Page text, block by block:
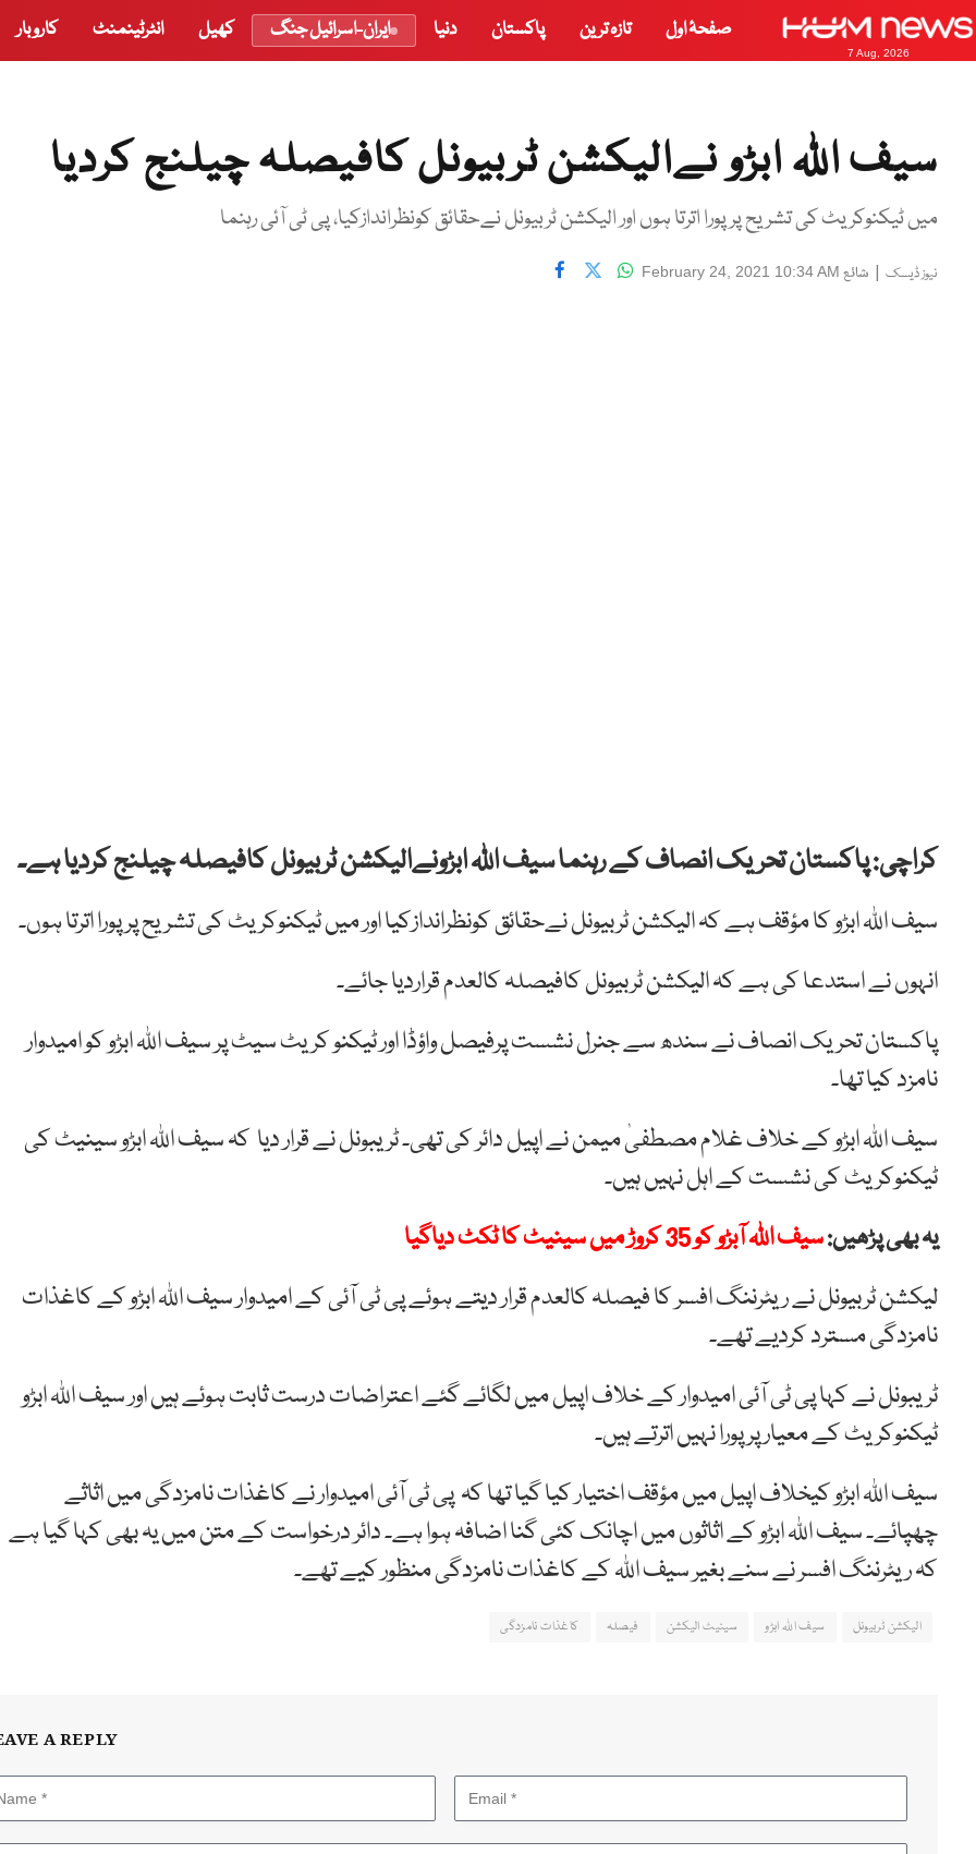
7 Aug, 2026
صفحۂ اول تازہ ترین پاکستان دنیا ایران-اسرائیل جنگ کھیل انٹرٹینمنٹ کاروبار
سیف اللہ ابڑو نےالیکشن ٹربیونل کافیصلہ چیلنج کردیا
میں ٹیکنوکریٹ کی تشریح پر پورا اترتا ہوں اور الیکشن ٹربیونل نےحقائق کونظراندازکیا، پی ٹی آئی رہنما
نیوز ڈیسک | شائع February 24, 2021 10:34 AM
کراچی: پاکستان تحریک انصاف کے رہنما سیف اللہ ابڑونےالیکشن ٹربیونل کافیصلہ چیلنج کردیا ہے۔
سیف اللہ ابڑو کا مؤقف ہے کہ الیکشن ٹربیونل نےحقائق کونظراندازکیا اور میں ٹیکنوکریٹ کی تشریح پر پورا اترتا ہوں۔
انہوں نے استدعا کی ہے کہ الیکشن ٹربیونل کافیصلہ کالعدم قراردیا جائے۔
پاکستان تحریک انصاف نےسندھسے جنرلنشستپرفیصلواؤڈااور ٹیکنو کریٹسیٹپر سیفاللہابڑو کو امیدوار
نامزد کیا تھا۔
سیف اللہ ابڑو کے خلاف غلام مصطفیٰ میمن نے اپیل دائر کی تھی۔ ٹریبونل نے قرار دیا کہ سیف اللہ ابڑو سینیٹ کی
ٹیکنوکریٹ کی نشست کے اہل نہیں ہیں۔
یہ بھی پڑھیں:سیف اللہ آبڑو کو 35 کروڑ میں سینیٹ کا ٹکٹ دیاگیا
لیکشن ٹربیونل نے ریٹرننگ افسر کا فیصلہ کالعدم قرار دیتے ہوئے پی ٹی آئی کے امیدوار سیف اللہ ابڑو کے کاغذات
نامزدگی مسترد کردیے تھے۔
ٹریبونل نے کہا پی ٹی آئی امیدوار کے خلاف اپیل میں لگائے گئے اعتراضات درست ثابت ہوئے ہیں اور سیف اللہ ابڑو
ٹیکنوکریٹ کے معیار پر پورا نہیں اترتے ہیں۔
سیف اللہ ابڑو کیخلاف اپیل میں مؤقف اختیار کیا گیا تھا کہ پی ٹی آئی امیدوار نے کاغذات نامزدگی میں اثاثے
چھپائے۔ سیف اللہ ابڑو کے اثاثوں میں اچانک کئی گنا اضافہ ہوا ہے۔ دائر درخواست کے متن میں یہ بھی کہا گیا ہے
کہ ریٹرننگ افسر نے سنے بغیر سیف اللہ کے کاغذات نامزدگی منظور کيے تھے۔
الیکشن ٹربیونل سیف اللہ ابڑو سینیٹ الیکشن فیصلہ کاغذات نامزدگی
A REPLY